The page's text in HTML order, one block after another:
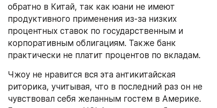
обратно в Китай, так как юани не имеют
продуктивного применения из-за низких
процентных ставок по государственным и
корпоративным облигациям. Также банк
практически не платит процентов по вкладам.
Чжоу не нравится вся эта антикитайская
риторика, учитывая, что в последний раз он не
чувствовал себя желанным гостем в Америке.